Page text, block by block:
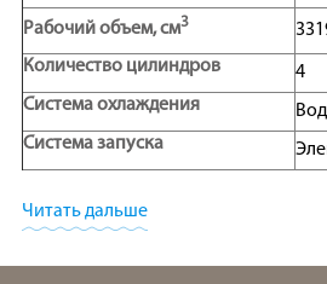
Рабочий объем, см3
Количество цилиндров
4
Система охлаждения
Система запуска
Топливо
-
Читать дальше